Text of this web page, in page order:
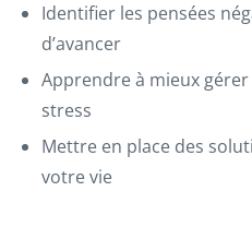
Identifier les pensées
d’avancer
Apprendre à mieux
stress
Mettre en place des
votre vie